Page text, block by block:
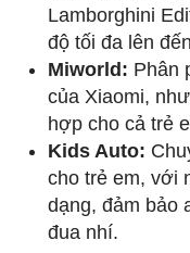
Lamborghini
độ tối đa lên
Miworld: Phân
của Xiaomi,
hợp cho cả trẻ
Kids Auto:
cho trẻ em, với
dạng, đảm bảo
đua nhí.